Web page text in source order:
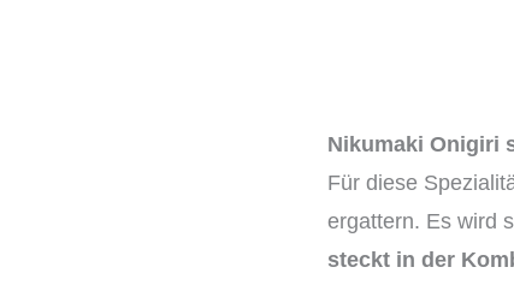
Nikumaki Onigiri
Für diese
ergattern. Es wird
steckt in der